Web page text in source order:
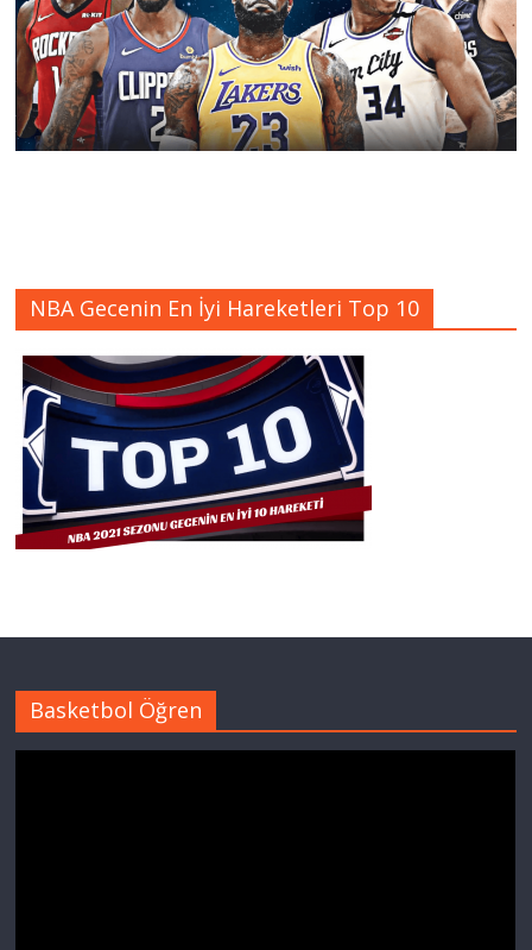
NBA Gecenin En İyi Hareketleri Top 10
Basketbol Öğren